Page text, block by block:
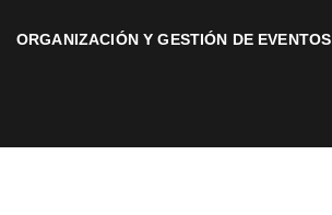
ORGANIZACIÓN Y GESTIÓN DE EVENTOS